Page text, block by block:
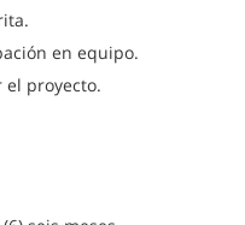
en equipo.
proyecto.